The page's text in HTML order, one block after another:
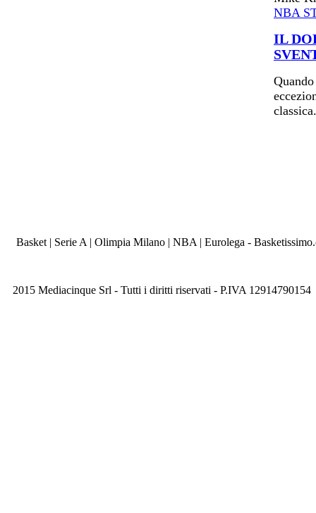
NBA
IL
Basket | Serie A | Olimpia Milano | NBA | Eurolega -
2015 Mediacinque Srl - Tutti i diritti riservati - P.IVA 12914790154